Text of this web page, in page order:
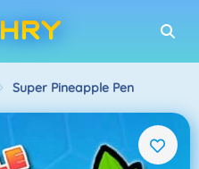
Super Pineapple Pen